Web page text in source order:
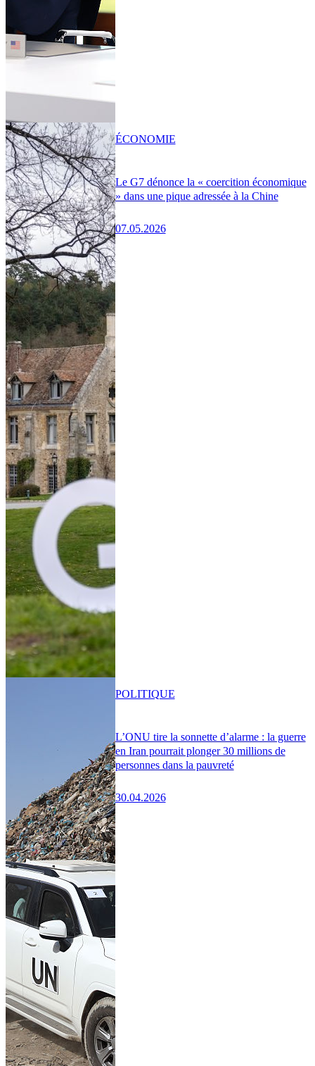
Le G7 dénonce la « coercition économique
» dans une pique adressée à la Chine
07.05.2026
ÉCONOMIE
L’ONU tire la sonnette d’alarme : la guerre
en Iran pourrait plonger 30 millions de
personnes dans la pauvreté
30.04.2026
POLITIQUE